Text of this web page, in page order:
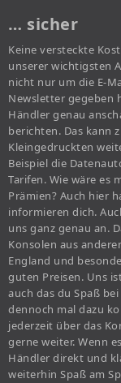
… sicher
Keine versteckte
unserer wichtigsten
nicht nur um die E-
Newsletter gegeben
Händler genau
berichten. Das kann
Kleingedruckten
Beispiel die
Tarifen. Wie wäre es
Prämien? Auch hier
informieren dich.
uns ganz genau an.
Konsolen aus
England und
guten Preisen. Uns
auch das du Spaß
dennoch mal dazu
jederzeit über das
gerne weiter. Wenn
Händler direkt und
weiterhin Spaß am